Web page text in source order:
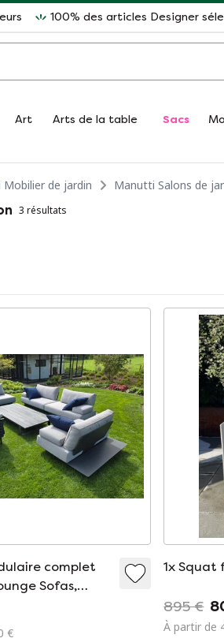
100% des articles Designer
Art Arts de la table Sacs
de jardin
Manutti Salons de
3 résultats
complet
Sofas,
accoudoirs
€
1x
895 €
À partir de